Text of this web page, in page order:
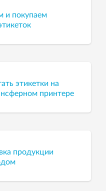
и покупаем
этикетки на
принтере
продукции